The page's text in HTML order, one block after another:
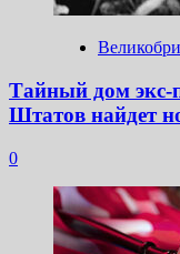
Тайный дом экс-
Штатов найдет
0